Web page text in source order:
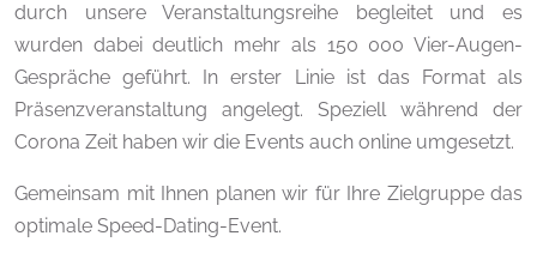
durch unsere Veranstaltungsreihe begleitet und es
wurden dabei deutlich mehr als 150 000 Vier-Augen-
Gespräche geführt. In erster Linie ist das Format als
Präsenzveranstaltung angelegt. Speziell während der
Corona Zeit haben wir die Events auch online umgesetzt.
Gemeinsam mit Ihnen planen wir für Ihre Zielgruppe das
optimale Speed-Dating-Event.